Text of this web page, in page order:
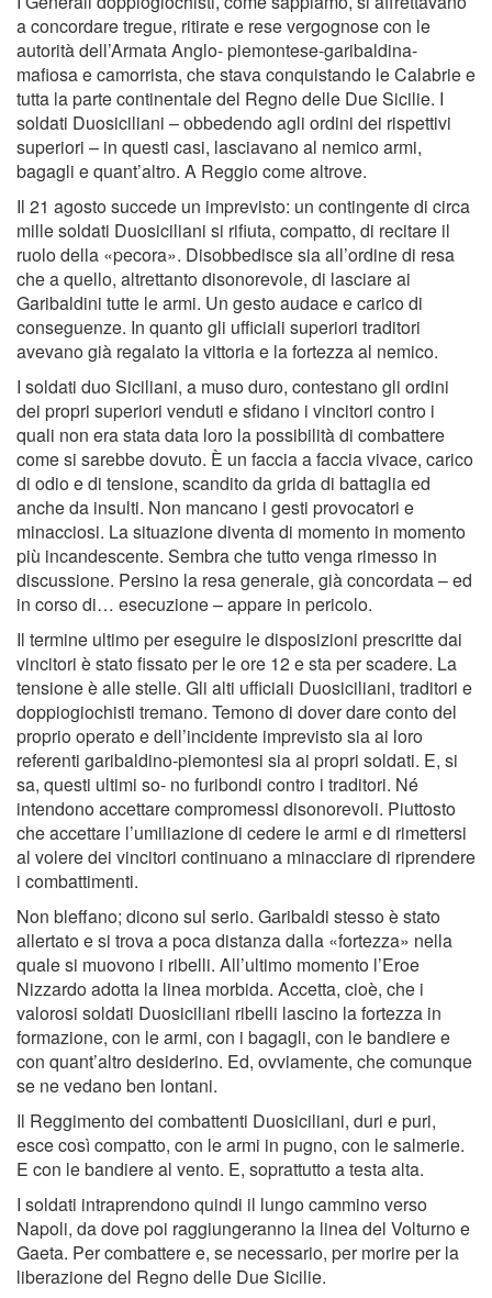
a concordare tregue, ritirate e rese vergognose con le
autorità dell’Armata Anglo- piemontese-garibaldina-
maﬁosa e camorrista, che stava conquistando le Calabrie e
tutta la parte continentale del Regno delle Due Sicilie. I
soldati Duosiciliani – obbedendo agli ordini dei rispettivi
superiori – in questi casi, lasciavano al nemico armi,
bagagli e quant’altro. A Reggio come altrove.
Il 21 agosto succede un imprevisto: un contingente di circa
mille soldati Duosiciliani si riﬁuta, compatto, di recitare il
ruolo della «pecora». Disobbedisce sia all’ordine di resa
che a quello, altrettanto disonorevole, di lasciare ai
Garibaldini tutte le armi. Un gesto audace e carico di
conseguenze. In quanto gli ufﬁciali superiori traditori
avevano già regalato la vittoria e la fortezza al nemico.
I soldati duo Siciliani, a muso duro, contestano gli ordini
dei propri superiori venduti e sﬁdano i vincitori contro i
quali non era stata data loro la possibilità di combattere
come si sarebbe dovuto. È un faccia a faccia vivace, carico
di odio e di tensione, scandito da grida di battaglia ed
anche da insulti. Non mancano i gesti provocatori e
minacciosi. La situazione diventa di momento in momento
più incandescente. Sembra che tutto venga rimesso in
discussione. Persino la resa generale, già concordata – ed
in corso di… esecuzione – appare in pericolo.
Il termine ultimo per eseguire le disposizioni prescritte dai
vincitori è stato ﬁssato per le ore 12 e sta per scadere. La
tensione è alle stelle. Gli alti ufﬁciali Duosiciliani, traditori e
doppiogiochisti tremano. Temono di dover dare conto del
proprio operato e dell’incidente imprevisto sia ai loro
referenti garibaldino-piemontesi sia ai propri soldati. E, si
sa, questi ultimi so- no furibondi contro i traditori. Né
intendono accettare compromessi disonorevoli. Piuttosto
che accettare l’umiliazione di cedere le armi e di rimettersi
al volere dei vincitori continuano a minacciare di riprendere
i combattimenti.
Non bleffano; dicono sul serio. Garibaldi stesso è stato
allertato e si trova a poca distanza dalla «fortezza» nella
quale si muovono i ribelli. All’ultimo momento l’Eroe
Nizzardo adotta la linea morbida. Accetta, cioè, che i
valorosi soldati Duosiciliani ribelli lascino la fortezza in
formazione, con le armi, con i bagagli, con le bandiere e
con quant’altro desiderino. Ed, ovviamente, che comunque
se ne vedano ben lontani.
Il Reggimento dei combattenti Duosiciliani, duri e puri,
esce così compatto, con le armi in pugno, con le salmerie.
E con le bandiere al vento. E, soprattutto a testa alta.
I soldati intraprendono quindi il lungo cammino verso
Napoli, da dove poi raggiungeranno la linea del Volturno e
Gaeta. Per combattere e, se necessario, per morire per la
liberazione del Regno delle Due Sicilie.